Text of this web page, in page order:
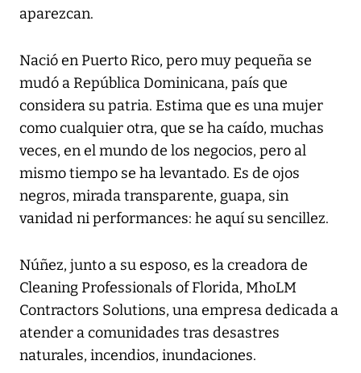
aparezcan.
Nació en Puerto Rico, pero muy pequeña se
mudó a República Dominicana, país que
considera su patria. Estima que es una mujer
como cualquier otra, que se ha caído, muchas
veces, en el mundo de los negocios, pero al
mismo tiempo se ha levantado. Es de ojos
negros, mirada transparente, guapa, sin
vanidad ni performances: he aquí su sencillez.
Núñez, junto a su esposo, es la creadora de
Cleaning Professionals of Florida, MhoLM
Contractors Solutions, una empresa dedicada a
atender a comunidades tras desastres
naturales, incendios, inundaciones.